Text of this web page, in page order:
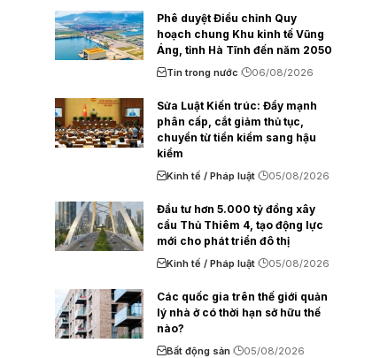
Phê duyệt Điều chỉnh Quy
hoạch chung Khu kinh tế Vũng
Áng, tỉnh Hà Tĩnh đến năm 2050
Tin trong nước 06/08/2026
Sửa Luật Kiến trúc: Đẩy mạnh
phân cấp, cắt giảm thủ tục,
chuyển từ tiền kiểm sang hậu
kiểm
Kinh tế / Pháp luật 05/08/2026
Đầu tư hơn 5.000 tỷ đồng xây
cầu Thủ Thiêm 4, tạo động lực
mới cho phát triển đô thị
Kinh tế / Pháp luật 05/08/2026
Các quốc gia trên thế giới quản
lý nhà ở có thời hạn sở hữu thế
nào?
Bất động sản 05/08/2026